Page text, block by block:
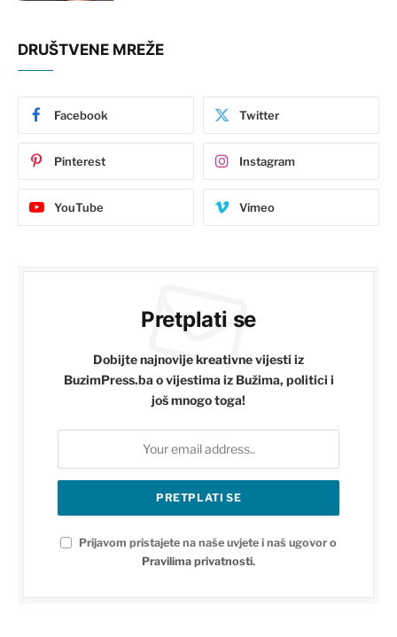
DRUŠTVENE MREŽE
Facebook Twitter
Pinterest Instagram
YouTube Vimeo
Pretplati se
Dobijte najnovije kreativne vijesti iz
BuzimPress.ba o vijestima iz Bužima, politici i
još mnogo toga!
Prijavom pristajete na naše uvjete i naš ugovor o
Pravilima privatnosti.